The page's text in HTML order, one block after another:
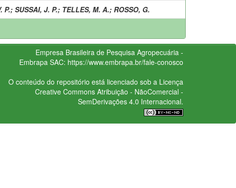
P.; SUSSAI, J. P.; TELLES, M. A.; ROSSO, G.
Empresa Brasileira de Pesquisa Agropecuária -
Embrapa SAC: https://www.embrapa.br/fale-conosco
O conteúdo do repositório está licenciado sob a Licença
Creative CommonsAtribuição - NãoComercial -
SemDerivações 4.0 Internacional.